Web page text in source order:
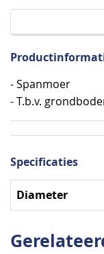
- Spanmoer
- T.b.v.
Specificaties
Specificaties
Diameter